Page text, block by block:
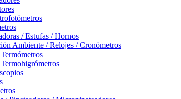
/ Estufas / Hornos
Ambiente / Relojes / Cronómetros
Termómetros
Termohigrómetros